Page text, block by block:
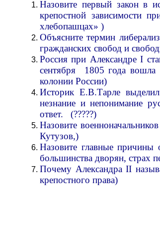
Назовите первый закон в
крепостной
хлебопашцах» )
Объясните термин
гражданских свобод и
Россия при Александре I
сентября 1805 года вошла
колонии России)
Историк Е.В.Тарле
незнание и непонимание
ответ. (?????)
Назовите
Кутузов,)
Назовите главные
большинства дворян, страх
Почему Александра II
крепостного права)